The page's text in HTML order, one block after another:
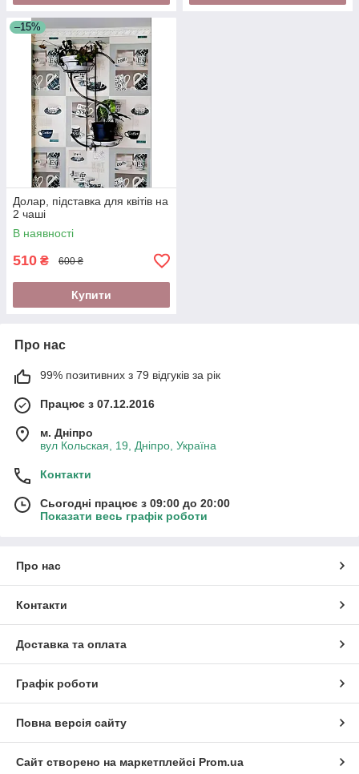
–15%
Долар, підставка для квітів на
2 чаші
В наявності
510 ₴ 600 ₴
Купити
Про нас
99% позитивних з 79 відгуків за рік
Працює з 07.12.2016
м. Дніпро
вул Кольская, 19, Дніпро, Україна
Контакти
Сьогодні працює з 09:00 до 20:00
Показати весь графік роботи
Про нас
Контакти
Доставка та оплата
Графік роботи
Повна версія сайту
Сайт створено на маркетплейсі Prom.ua